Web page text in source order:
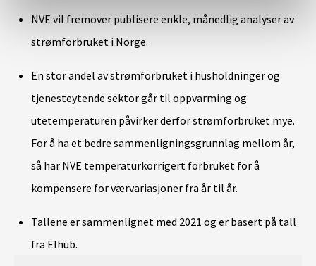
NVE vil fremover publisere enkle, månedlig analyser av
strømforbruket i Norge.
En stor andel av strømforbruket i husholdninger og
tjenesteytende sektor går til oppvarming og
utetemperaturen påvirker derfor strømforbruket mye.
For å ha et bedre sammenligningsgrunnlag mellom år,
så har NVE temperaturkorrigert forbruket for å
kompensere for værvariasjoner fra år til år.
Tallene er sammenlignet med 2021 og er basert på tall
fra Elhub.